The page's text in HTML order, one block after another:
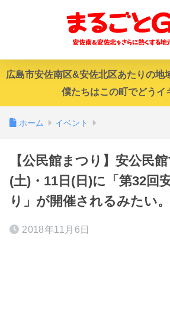
広島市安佐南区&安佐北区あたりの地
僕たちはこの町でどうイ
ホーム イベント
【公民館まつり】安公民
(土)・11日(日)に「第32回
り」が開催されるみたい。
2018年11月6日